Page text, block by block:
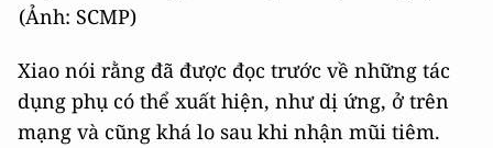
(Ảnh: SCMP)
Xiao nói rằng đã được đọc trước về những tác
dụng phụ có thể xuất hiện, như dị ứng, ở trên
mạng và cũng khá lo sau khi nhận mũi tiêm.